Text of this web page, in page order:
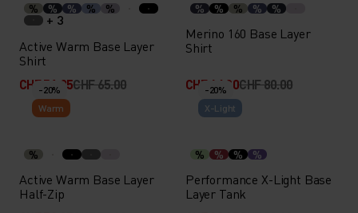
% % % % %
+ 3
Active Warm Base Layer
Shirt
CHF 51.95CHF 65.00
% % % % %
Merino 160 Base Layer
Shirt
CHF 64.00CHF 80.00
-20%
Warm
%
Active Warm Base Layer
Half-Zip
-20%
X-Light
% % % %
Performance X-Light Base
Layer Tank